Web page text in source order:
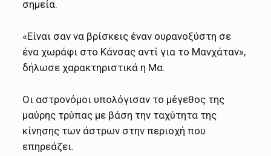
σημεία.
«Είναι σαν να βρίσκεις έναν ουρανοξύστη σε
ένα χωράφι στο Κάνσας αντί για το Μανχάταν»,
δήλωσε χαρακτηριστικά η Μα.
Οι αστρονόμοι υπολόγισαν το μέγεθος της
μαύρης τρύπας με βάση την ταχύτητα της
κίνησης των άστρων στην περιοχή που
επηρεάζει.